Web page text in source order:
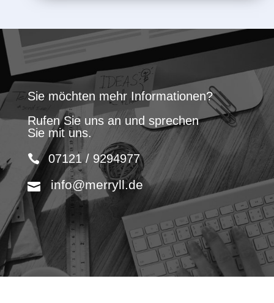
Sie möchten mehr Informationen?
Rufen Sie uns an und sprechen
Sie mit uns.
07121 / 9294977
info@merryll.de